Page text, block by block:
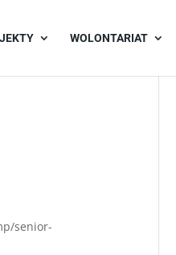
WOLONTARIAT
senior-